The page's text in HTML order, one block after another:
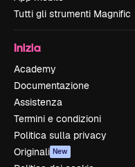
Tutti gli strumenti Magnific
Inizia
Academy
Documentazione
Assistenza
Termini e condizioni
Politica sulla privacy
Originali New